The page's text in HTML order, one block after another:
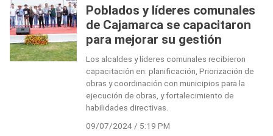
Poblados y líderes comunales
de Cajamarca se capacitaron
para mejorar su gestión
Los alcaldes y líderes comunales recibieron
capacitación en: planificación, Priorización de
obras y coordinación con municipios para la
ejecución de obras, y fortalecimiento de
habilidades directivas.
09/07/2024 / 5:19 PM